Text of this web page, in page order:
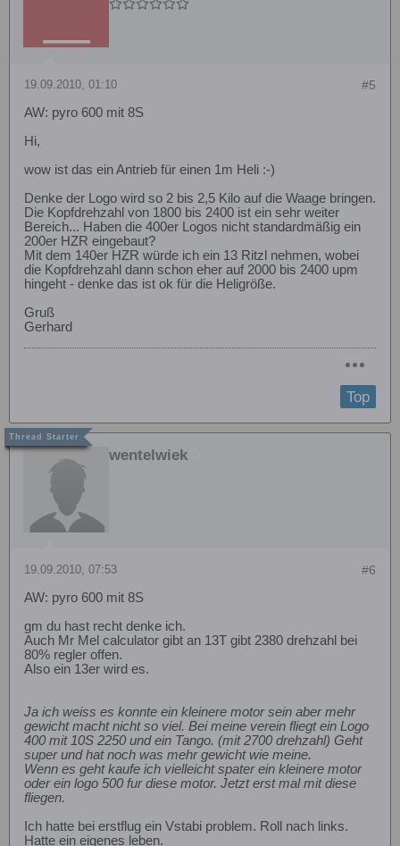
#5
19.09.2010, 01:10
AW: pyro 600 mit 8S
Hi,
wow ist das ein Antrieb für einen 1m Heli :-)
Denke der Logo wird so 2 bis 2,5 Kilo auf die Waage bringen.
Die Kopfdrehzahl von 1800 bis 2400 ist ein sehr weiter
Bereich... Haben die 400er Logos nicht standardmäßig ein
200er HZR eingebaut?
Mit dem 140er HZR würde ich ein 13 Ritzl nehmen, wobei
die Kopfdrehzahl dann schon eher auf 2000 bis 2400 upm
hingeht - denke das ist ok für die Heligröße.
Gruß
Gerhard
Top
wentelwiek
#6
19.09.2010, 07:53
AW: pyro 600 mit 8S
gm du hast recht denke ich.
Auch Mr Mel calculator gibt an 13T gibt 2380 drehzahl bei
80% regler offen.
Also ein 13er wird es.
Ja ich weiss es konnte ein kleinere motor sein aber mehr
gewicht macht nicht so viel. Bei meine verein fliegt ein Logo
400 mit 10S 2250 und ein Tango. (mit 2700 drehzahl) Geht
super und hat noch was mehr gewicht wie meine.
Wenn es geht kaufe ich vielleicht spater ein kleinere motor
oder ein logo 500 fur diese motor. Jetzt erst mal mit diese
fliegen.
Ich hatte bei erstflug ein Vstabi problem. Roll nach links.
Hatte ein eigenes leben.